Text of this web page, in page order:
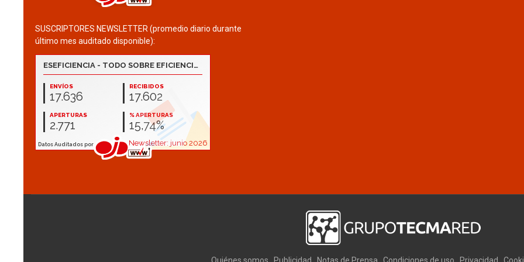
SUSCRIPTORES NEWSLETTER (promedio diario durante
último mes auditado disponible):